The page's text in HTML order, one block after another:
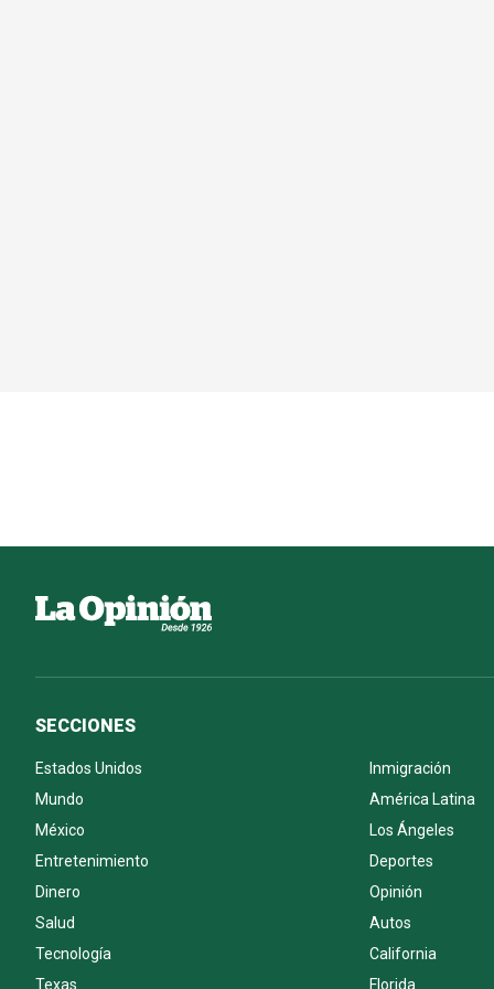
SECCIONES
Estados Unidos
Inmigración
Mundo
América Latina
México
Los Ángeles
Entretenimiento
Deportes
Dinero
Opinión
Salud
Autos
Tecnología
California
Texas
Florida